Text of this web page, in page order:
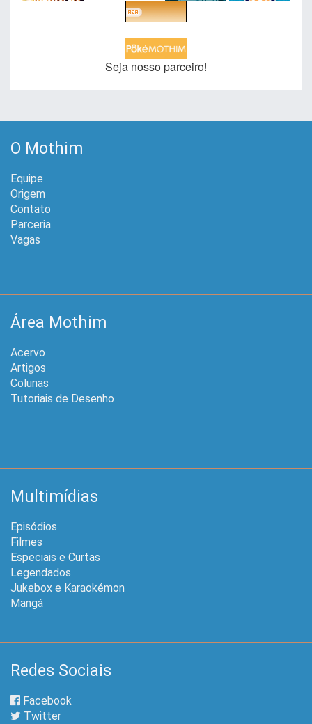
Seja nosso parceiro!
O Mothim
Equipe
Origem
Contato
Parceria
Vagas
Área Mothim
Acervo
Artigos
Colunas
Tutoriais de Desenho
Multimídias
Episódios
Filmes
Especiais e Curtas
Legendados
Jukebox e Karaokémon
Mangá
Redes Sociais
Facebook
Twitter